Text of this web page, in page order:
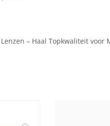
– Haal Topkwaliteit voor